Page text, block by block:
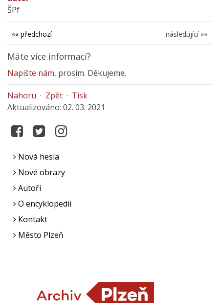
ŠPf
následující »»
«« předchozí
Máte více informací?
Napište nám, prosím. Děkujeme.
Nahoru · Zpět · Tisk
Aktualizováno: 02. 03. 2021
Nová hesla
Nové obrazy
Autoři
O encyklopedii
Kontakt
Město Plzeň